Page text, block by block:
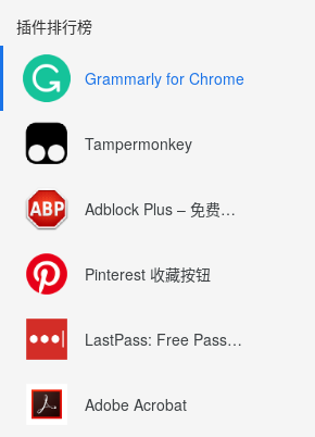
插件排行榜
Grammarly for Chrome
Tampermonkey
Adblock Plus – 免费的广告拦截器
Pinterest 收藏按钮
LastPass: Free Password Manager
Adobe Acrobat